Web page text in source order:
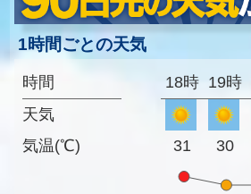
1時間ごとの天気
時間
天気
気温(℃)
18時 19時
31 30